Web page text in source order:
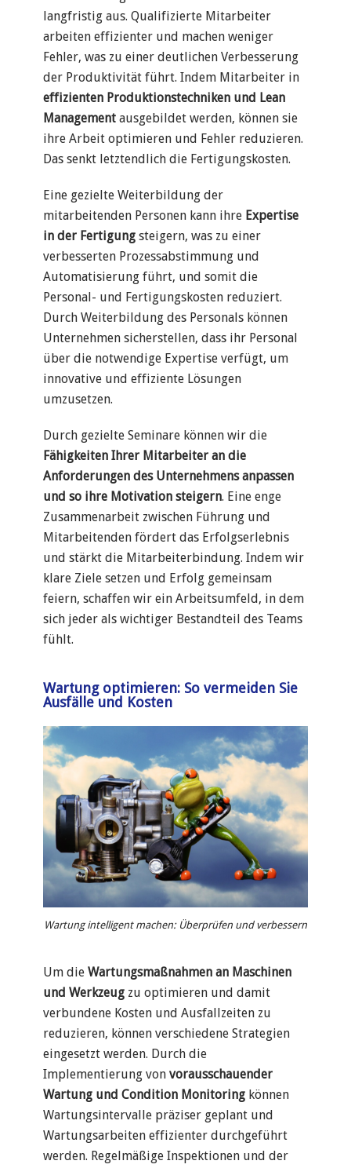
langfristig aus. Qualifizierte Mitarbeiter
arbeiten effizienter und machen weniger
Fehler, was zu einer deutlichen Verbesserung
der Produktivität führt. Indem Mitarbeiter in
effizienten Produktionstechniken und Lean
Management ausgebildet werden, können sie
ihre Arbeit optimieren und Fehler reduzieren.
Das senkt letztendlich die Fertigungskosten.
Eine gezielte Weiterbildung der
mitarbeitenden Personen kann ihre Expertise
in der Fertigung steigern, was zu einer
verbesserten Prozessabstimmung und
Automatisierung führt, und somit die
Personal- und Fertigungskosten reduziert.
Durch Weiterbildung des Personals können
Unternehmen sicherstellen, dass ihr Personal
über die notwendige Expertise verfügt, um
innovative und effiziente Lösungen
umzusetzen.
Durch gezielte Seminare können wir die
Fähigkeiten Ihrer Mitarbeiter an die
Anforderungen des Unternehmens anpassen
und so ihre Motivation steigern. Eine enge
Zusammenarbeit zwischen Führung und
Mitarbeitenden fördert das Erfolgserlebnis
und stärkt die Mitarbeiterbindung. Indem wir
klare Ziele setzen und Erfolg gemeinsam
feiern, schaffen wir ein Arbeitsumfeld, in dem
sich jeder als wichtiger Bestandteil des Teams
fühlt.
Wartung optimieren: So vermeiden Sie
Ausfälle und Kosten
Wartung intelligent machen: Überprüfen und verbessern
Um die Wartungsmaßnahmen an Maschinen
und Werkzeug zu optimieren und damit
verbundene Kosten und Ausfallzeiten zu
reduzieren, können verschiedene Strategien
eingesetzt werden. Durch die
Implementierung von vorausschauender
Wartung und Condition Monitoring können
Wartungsintervalle präziser geplant und
Wartungsarbeiten effizienter durchgeführt
werden. Regelmäßige Inspektionen und der